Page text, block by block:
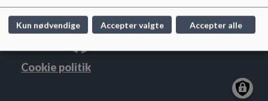
Sitemap
Cookie politik
Kun nødvendige Accepter valgte Accepter alle